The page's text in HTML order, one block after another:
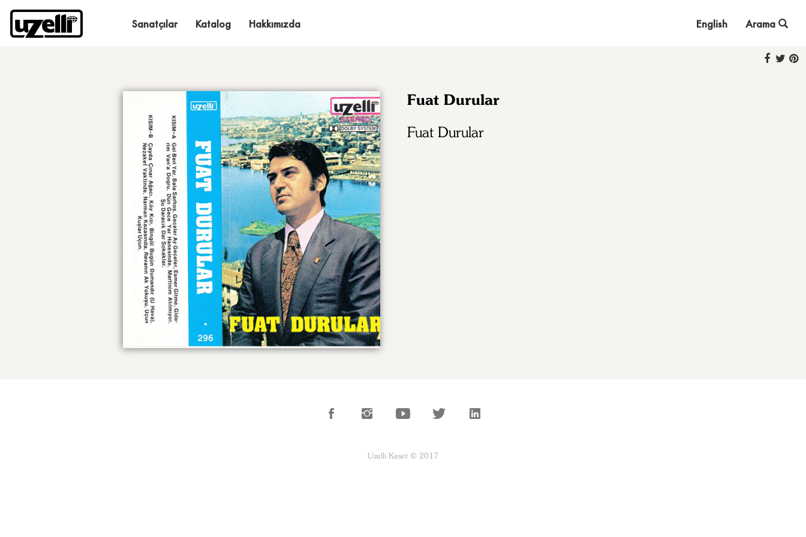
Sanatçılar Katalog Hakkımızda Arama
English
Fuat Durular
Fuat Durular
Uzelli Kaset © 2017